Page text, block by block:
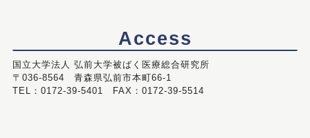
Access
国立大学法人 弘前大学被ばく医療総合研究所
〒036-8564 青森県弘前市本町66-1
TEL：0172-39-5401 FAX：0172-39-5514